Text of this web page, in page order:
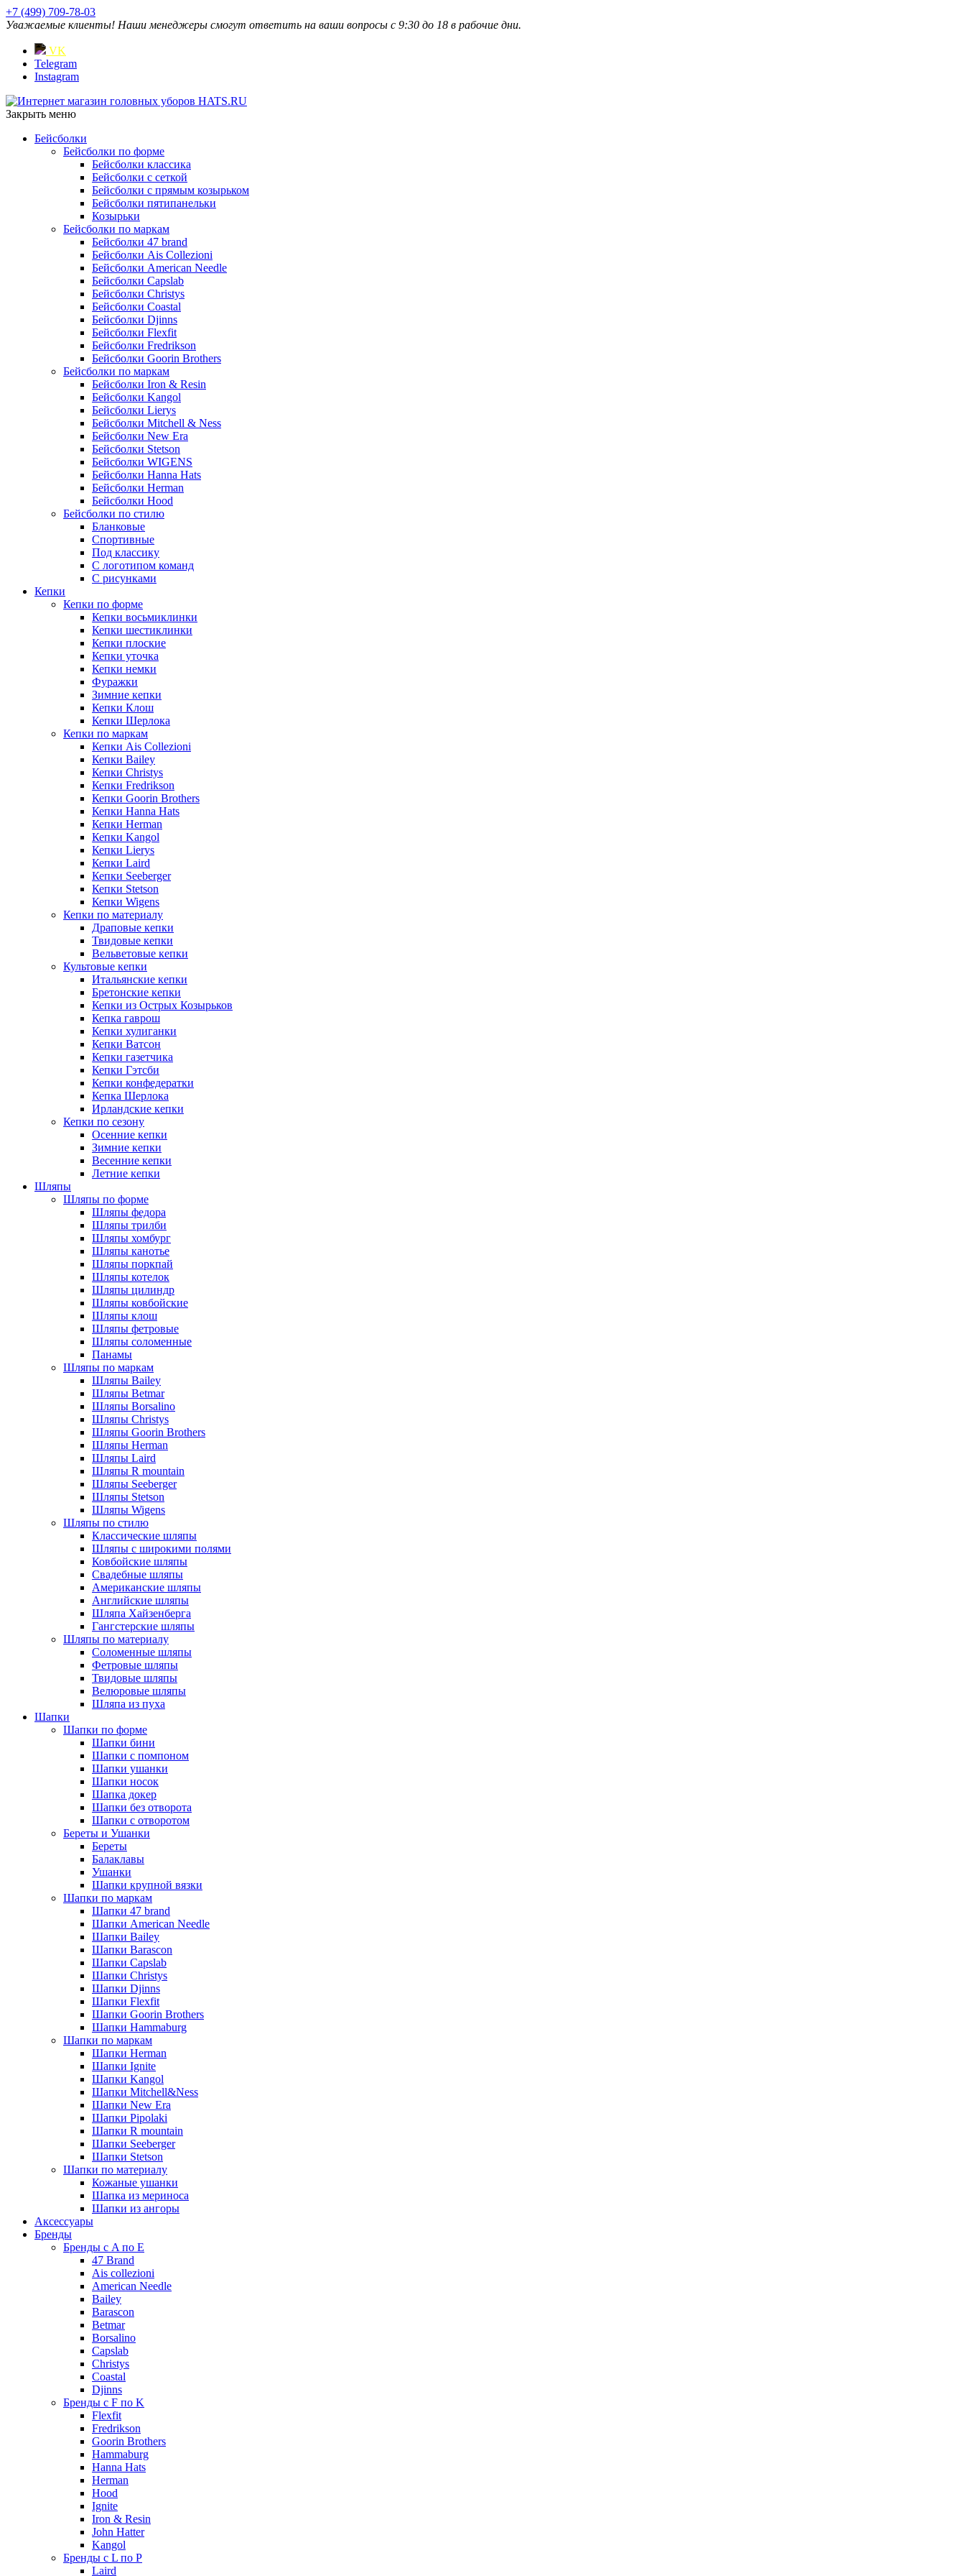
+7 (499) 709-78-03
Уважаемые клиенты! Наши менеджеры смогут ответить на ваши вопросы с 9:30 до 18 в рабочие дни.
VK
Telegram
Instagram
Закрыть меню
Бейсболки
Бейсболки по форме
Бейсболки классика
Бейсболки с сеткой
Бейсболки с прямым козырьком
Бейсболки пятипанельки
Козырьки
Бейсболки по маркам
Бейсболки 47 brand
Бейсболки Ais Collezioni
Бейсболки American Needle
Бейсболки Capslab
Бейсболки Christys
Бейсболки Coastal
Бейсболки Djinns
Бейсболки Flexfit
Бейсболки Fredrikson
Бейсболки Goorin Brothers
Бейсболки по маркам
Бейсболки Iron & Resin
Бейсболки Kangol
Бейсболки Lierys
Бейсболки Mitchell & Ness
Бейсболки New Era
Бейсболки Stetson
Бейсболки WIGENS
Бейсболки Hanna Hats
Бейсболки Herman
Бейсболки Hood
Бейсболки по стилю
Бланковые
Спортивные
Под классику
С логотипом команд
С рисунками
Кепки
Кепки по форме
Кепки восьмиклинки
Кепки шестиклинки
Кепки плоские
Кепки уточка
Кепки немки
Фуражки
Зимние кепки
Кепки Клош
Кепки Шерлока
Кепки по маркам
Кепки Ais Collezioni
Кепки Bailey
Кепки Christys
Кепки Fredrikson
Кепки Goorin Brothers
Кепки Hanna Hats
Кепки Herman
Кепки Kangol
Кепки Lierys
Кепки Laird
Кепки Seeberger
Кепки Stetson
Кепки Wigens
Кепки по материалу
Драповые кепки
Твидовые кепки
Вельветовые кепки
Культовые кепки
Итальянские кепки
Бретонские кепки
Кепки из Острых Козырьков
Кепка гаврош
Кепки хулиганки
Кепки Ватсон
Кепки газетчика
Кепки Гэтсби
Кепки конфедератки
Кепка Шерлока
Ирландские кепки
Кепки по сезону
Осенние кепки
Зимние кепки
Весенние кепки
Летние кепки
Шляпы
Шляпы по форме
Шляпы федора
Шляпы трилби
Шляпы хомбург
Шляпы канотье
Шляпы поркпай
Шляпы котелок
Шляпы цилиндр
Шляпы ковбойские
Шляпы клош
Шляпы фетровые
Шляпы соломенные
Панамы
Шляпы по маркам
Шляпы Bailey
Шляпы Betmar
Шляпы Borsalino
Шляпы Christys
Шляпы Goorin Brothers
Шляпы Herman
Шляпы Laird
Шляпы R mountain
Шляпы Seeberger
Шляпы Stetson
Шляпы Wigens
Шляпы по стилю
Классические шляпы
Шляпы с широкими полями
Ковбойские шляпы
Свадебные шляпы
Американские шляпы
Английские шляпы
Шляпа Хайзенберга
Гангстерские шляпы
Шляпы по материалу
Соломенные шляпы
Фетровые шляпы
Твидовые шляпы
Велюровые шляпы
Шляпа из пуха
Шапки
Шапки по форме
Шапки бини
Шапки с помпоном
Шапки ушанки
Шапки носок
Шапка докер
Шапки без отворота
Шапки с отворотом
Береты и Ушанки
Береты
Балаклавы
Ушанки
Шапки крупной вязки
Шапки по маркам
Шапки 47 brand
Шапки American Needle
Шапки Bailey
Шапки Barascon
Шапки Capslab
Шапки Christys
Шапки Djinns
Шапки Flexfit
Шапки Goorin Brothers
Шапки Hammaburg
Шапки по маркам
Шапки Herman
Шапки Ignite
Шапки Kangol
Шапки Mitchell&Ness
Шапки New Era
Шапки Pipolaki
Шапки R mountain
Шапки Seeberger
Шапки Stetson
Шапки по материалу
Кожаные ушанки
Шапка из мериноса
Шапки из ангоры
Аксессуары
Бренды
Бренды с A по E
47 Brand
Ais collezioni
American Needle
Bailey
Barascon
Betmar
Borsalino
Capslab
Christys
Coastal
Djinns
Бренды с F по K
Flexfit
Fredrikson
Goorin Brothers
Hammaburg
Hanna Hats
Herman
Hood
Ignite
Iron & Resin
John Hatter
Kangol
Бренды с L по P
Laird